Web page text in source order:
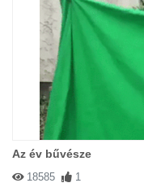
Az év bűvésze
18585 1